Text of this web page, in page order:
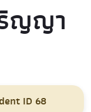
ญญา
ID 68